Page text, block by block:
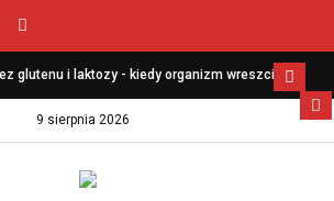
glutenu i laktozy - kiedy organizm wreszcie
9 sierpnia 2026